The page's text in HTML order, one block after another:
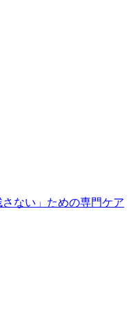
ない」ための専門ケア